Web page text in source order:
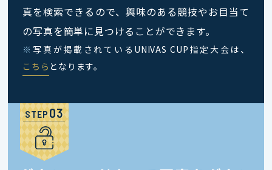
真を検索できるので、興味のある競技やお目当て
の写真を簡単に見つけることができます。
※ 写真が掲載されているUNIVAS CUP指定大会は、
こちら となります。
STEP